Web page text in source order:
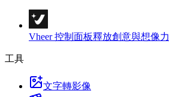
Vheer 控制面板釋放創意與想像力
工具
文字轉影像